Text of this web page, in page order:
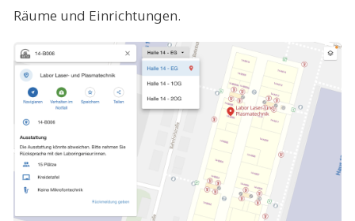
Räume und Einrichtungen.